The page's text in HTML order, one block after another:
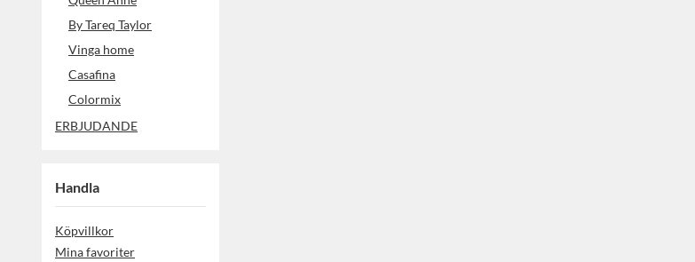
By Tareq Taylor
Vinga home
Casafina
Colormix
ERBJUDANDE
Handla
Köpvillkor
Mina favoriter